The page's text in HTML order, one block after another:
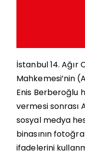
İstanbul 14. Ağır
Mahkemesi’nin
Enis Berberoğlu
vermesi sonrası
sosyal medya
binasının
ifadelerini